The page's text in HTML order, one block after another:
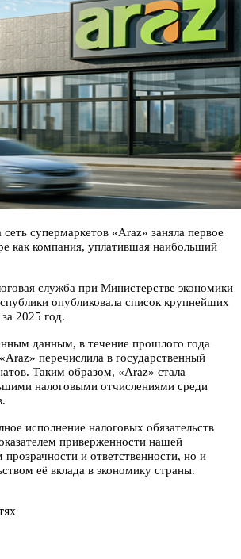
супермаркетов «Araz» заняла первое
как компания, уплатившая наибольший
служба при Министерстве экономики
опубликовала список крупнейших
2025 год.
данным, в течение прошлого года
Araz» перечислила в государственный
Таким образом, «Araz» стала
налоговыми отчислениями среди
исполнение налоговых обязательств
приверженности нашей
и ответственности, но и
её вклада в экономику страны.